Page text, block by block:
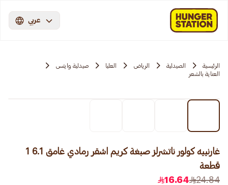
عربي
الرئيسية الصيدلية الرياض العليا
صيدلية وايتس
العناية بالشعر
غارنييه كولور ناتشرلز صبغة كريم اشقر رمادي غامق 6.1 1
قطعة
24.84
16.64